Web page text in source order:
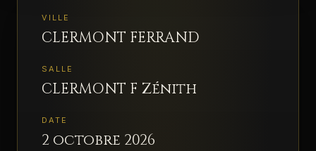
VILLE
CLERMONT FERRAND
SALLE
CLERMONT F Zénith
DATE
2 octobre 2026